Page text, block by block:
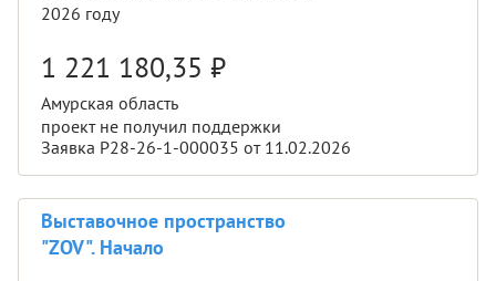
2026 году
1 221 180,35 ₽
Амурская область
проект не получил поддержки
Заявка Р28-26-1-000035 от 11.02.2026
Выставочное пространство
"ZOV". Начало